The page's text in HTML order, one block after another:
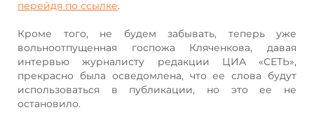
перейдя по ссылке.
Кроме того, не будем забывать, теперь уже
вольноотпущенная госпожа Кляченкова, давая
интервью журналисту редакции ЦИА «СЕТЬ»,
прекрасно была осведомлена, что ее слова будут
использоваться в публикации, но это ее не
остановило.